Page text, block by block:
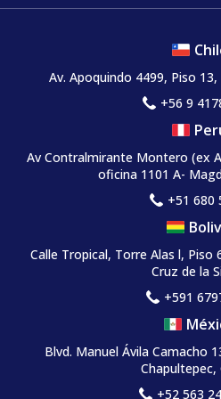
Av. Apoquindo 4499, Piso
+56 9
Av Contralmirante Montero (ex
oficina 1101 A-
+51 680
Calle Tropical, Torre Alas l, Piso
Cruz de la
+591
Blvd. Manuel Ávila Camacho
Chapultepec,
+52 563